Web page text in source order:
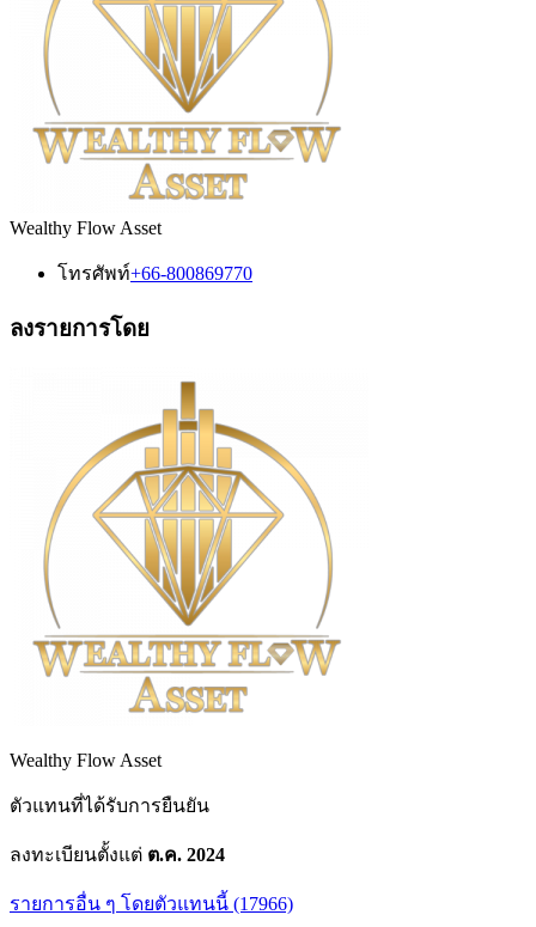
Wealthy Flow Asset
โทรศัพท์+66-800869770
ลงรายการโดย
Wealthy Flow Asset
ตัวแทนที่ได้รับการยืนยัน
ลงทะเบียนตั้งแต่ ต.ค. 2024
รายการอื่น ๆ โดยตัวแทนนี้ (17966)